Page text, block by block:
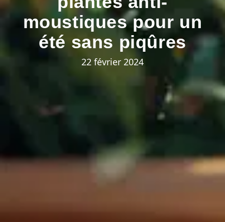
moustiques pour un
été sans piqûres
22 février 2024